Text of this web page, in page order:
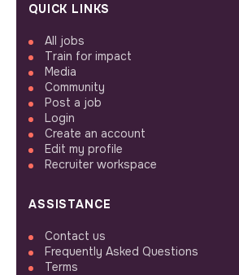
QUICK LINKS
All jobs
Train for impact
Media
Community
Post a job
Login
Create an account
Edit my profile
Recruiter workspace
ASSISTANCE
Contact us
Frequently Asked Questions
Terms